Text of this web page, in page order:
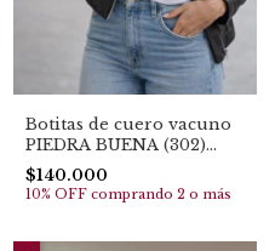
Botitas de cuero vacuno
PIEDRA BUENA (302)
TOP EN VENTAS
$140.000
10% OFF comprando 2 o más